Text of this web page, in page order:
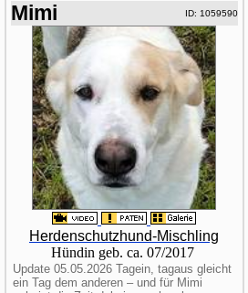
Mimi ID: 1059590
Herdenschutzhund-Mischling
Hündin geb. ca. 07/2017
Update 05.05.2026 Tagein, tagaus gleicht
ein Tag dem anderen – und für Mimi